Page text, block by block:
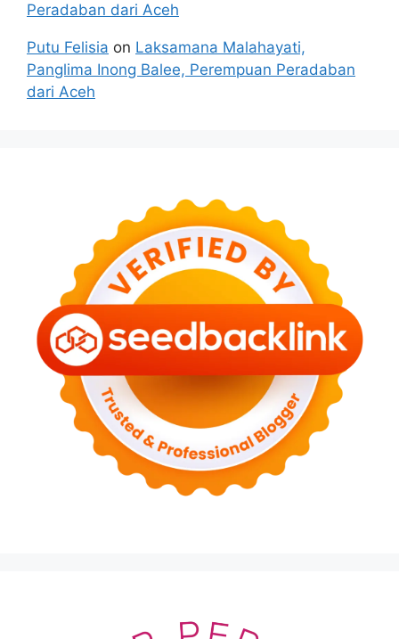
Peradaban dari Aceh
Putu Felisia on Laksamana Malahayati,
Panglima Inong Balee, Perempuan Peradaban
dari Aceh